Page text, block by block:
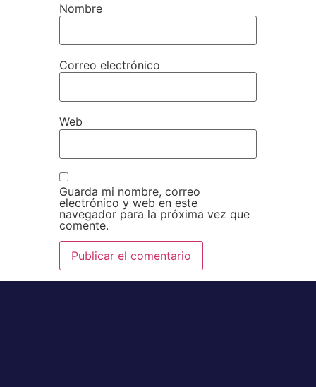
Nombre
Correo electrónico
Web
Guarda mi nombre, correo
electrónico y web en este
navegador para la próxima vez que
comente.